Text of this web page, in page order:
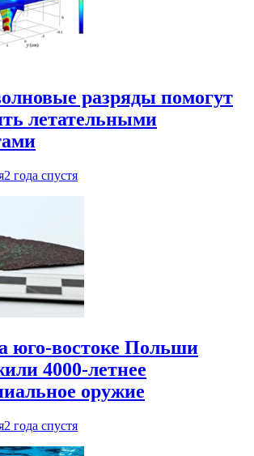
разряды помогут
летательными
2 года спустя
юго-востоке Польши
4000-летнее
оружие
2 года спустя